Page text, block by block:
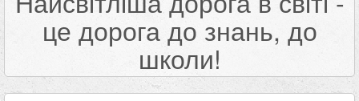
це дорога до знань, до
школи!